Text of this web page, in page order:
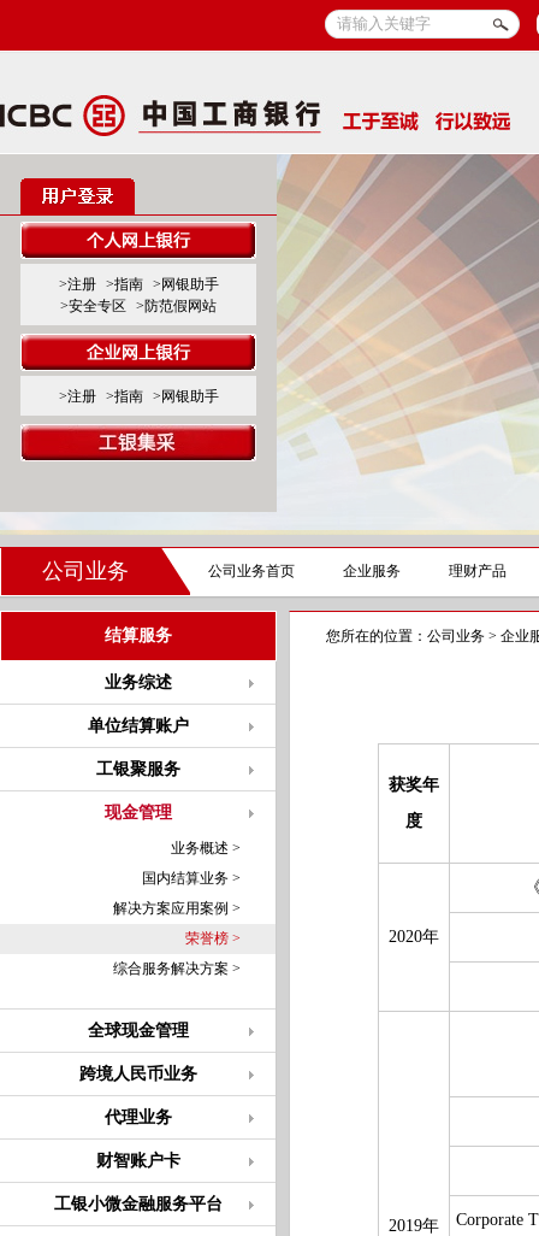
>注册 >指南
>网银助手
>安全专区
>防范假网站
>注册 >指南 >网银助手
公司业务 公司业务首页 企业服务 理财产品
结算服务
业务综述
单位结算账户
工银聚服务
现金管理
业务概述 >
国内结算业务 >
解决方案应用案例 >
荣誉榜 >
综合服务解决方案 >
全球现金管理
跨境人民币业务
代理业务
财智账户卡
工银小微金融服务平台
您所在的位置： 公司业务 > 企业
获奖年
度
2020年
2019年 Corporate